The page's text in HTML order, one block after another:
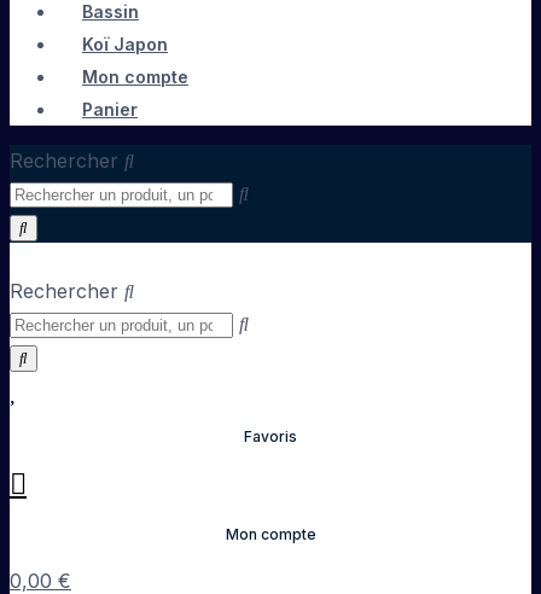
Bassin
Koï Japon
Mon compte
Panier
Rechercher
Rechercher
Favoris
Mon compte
0,00 €